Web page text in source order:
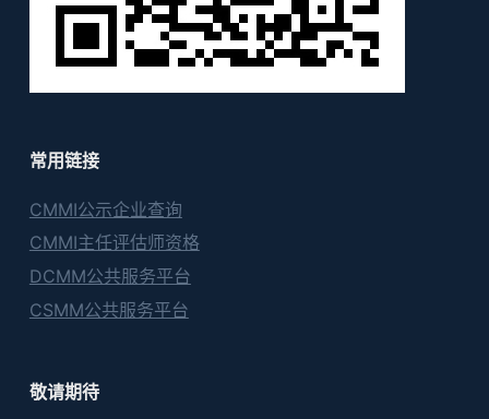
常用链接
CMMI公示企业查询
CMMI主任评估师资格
DCMM公共服务平台
CSMM公共服务平台
敬请期待